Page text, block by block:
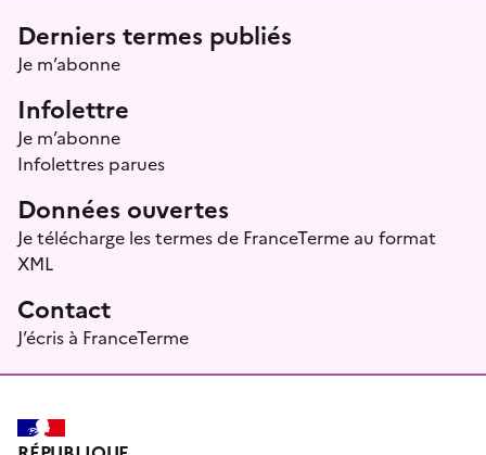
Menu prefooter
Derniers termes publiés
Je m’abonne
Infolettre
Je m’abonne
Infolettres parues
Données ouvertes
Je télécharge les termes de FranceTerme au format
XML
Contact
J’écris à FranceTerme